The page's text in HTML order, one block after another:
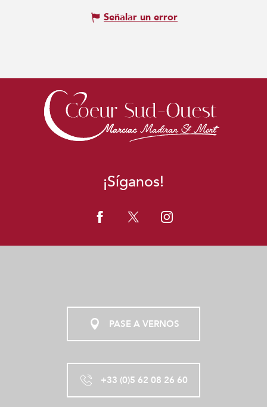
Señalar un error
¡Síganos!
PASE A VERNOS
+33 (0)5 62 08 26 60